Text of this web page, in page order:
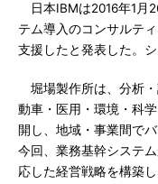
日本IBMは2016年1月
テム導入のコンサルテ
支援したと発表した。
堀場製作所は、分析
動車・医用・環境・科
開し、地域・事業間で
今回、業務基幹システ
応した経営戦略を構築